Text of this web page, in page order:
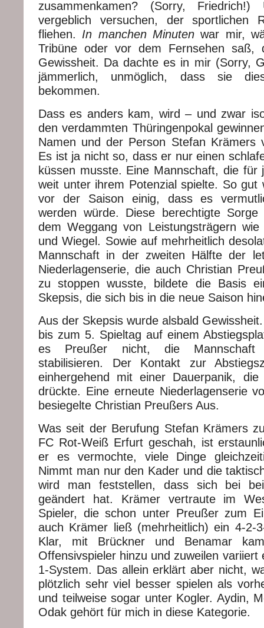
zusammenkamen? (Sorry,
vergeblich versuchen, der sportlichen
fliehen. In manchen Minuten war mir,
Tribüne oder vor dem Fernsehen saß,
Gewissheit. Da dachte es in mir (Sorry,
jämmerlich, unmöglich, dass sie
bekommen.
Dass es anders kam, wird – und zwar
den verdammten Thüringenpokal
Namen und der Person Stefan Krämers
Es ist ja nicht so, dass er nur einen
küssen musste. Eine Mannschaft, die für
weit unter ihrem Potenzial spielte. So gut
vor der Saison einig, dass es
werden würde. Diese berechtigte
dem Weggang von Leistungsträgern wie
und Wiegel. Sowie auf mehrheitlich
Mannschaft in der zweiten Hälfte der
Niederlagenserie, die auch Christian
zu stoppen wusste, bildete die Basis
Skepsis, die sich bis in die neue Saison
Aus der Skepsis wurde alsbald
bis zum 5. Spieltag auf einem
es Preußer nicht, die Mannschaft
stabilisieren. Der Kontakt zur
einhergehend mit einer Dauerpanik,
drückte. Eine erneute Niederlagenserie
besiegelte Christian Preußers Aus.
Was seit der Berufung Stefan Krämers
FC Rot-Weiß Erfurt geschah, ist
er es vermochte, viele Dinge
Nimmt man nur den Kader und die
wird man feststellen, dass sich bei
geändert hat. Krämer vertraute im
Spieler, die schon unter Preußer zum
auch Krämer ließ (mehrheitlich) ein 4-2-
Klar, mit Brückner und Benamar
Offensivspieler hinzu und zuweilen variiert
1-System. Das allein erklärt aber nicht,
plötzlich sehr viel besser spielen als
und teilweise sogar unter Kogler. Aydin,
Odak gehört für mich in diese Kategorie.